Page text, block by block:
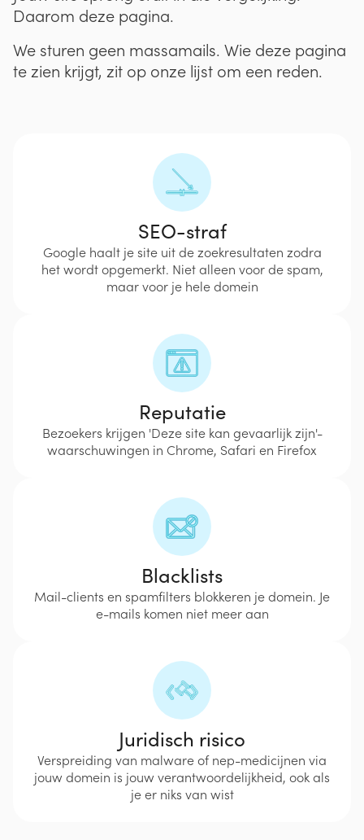
Daarom deze pagina.
We sturen geen massamails. Wie deze pagina
te zien krijgt, zit op onze lijst om een reden.
SEO-straf
Google haalt je site uit de zoekresultaten zodra
het wordt opgemerkt. Niet alleen voor de spam,
maar voor je hele domein
Reputatie
Bezoekers krijgen 'Deze site kan gevaarlijk zijn'-
waarschuwingen in Chrome, Safari en Firefox
Blacklists
Mail-clients en spamfilters blokkeren je domein. Je
e-mails komen niet meer aan
Juridisch risico
Verspreiding van malware of nep-medicijnen via
jouw domein is jouw verantwoordelijkheid, ook als
je er niks van wist